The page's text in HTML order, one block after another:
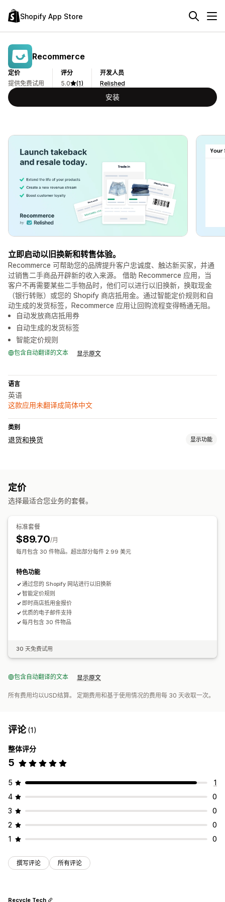
Shopify App Store
Recommerce
定价
提供免费试用
评分
5.0
(1)
开发人员
Relished
安装
立即启动以旧换新和转售体验。
Recommerce 可帮助您的品牌提升客户忠诚度、触达新买家，并通
过销售二手商品开辟新的收入来源。 借助 Recommerce 应用，当
客户不再需要某些二手物品时，他们可以进行以旧换新，换取现金
（银行转账）或您的 Shopify 商店抵用金。通过智能定价规则和自
动生成的发货标签，Recommerce 应用让回购流程变得畅通无阻。
自动发放商店抵用券
自动生成的发货标签
智能定价规则
包含自动翻译的文本 显示原文
语言
英语
这款应用未翻译成简体中文
类别
退货和换货 显示功能
定价
选择最适合您业务的套餐。
标准套餐
$89.70/月
每月包含 30 件物品。超出部分每件 2.99 美元
特色功能
通过您的 Shopify 网站进行以旧换新
智能定价规则
即时商店抵用金报价
优质的电子邮件支持
每月包含 30 件物品
30 天免费试用
包含自动翻译的文本 显示原文
所有费用均以USD结算。 定期费用和基于使用情况的费用每 30 天收取一次。
评论(1)
整体评分
5
5
1
4
0
3
0
2
0
1
0
撰写评论 所有评论
Recycle Tech